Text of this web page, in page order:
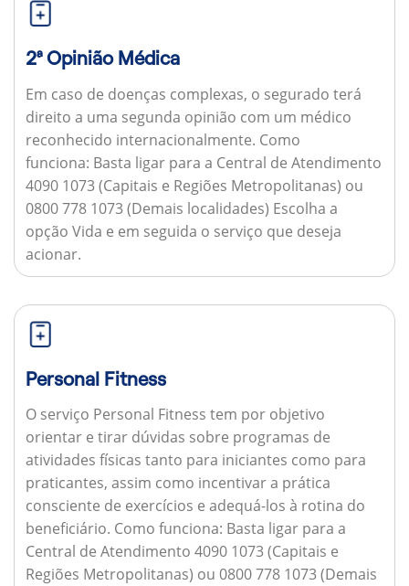
2ª Opinião Médica
Em caso de doenças complexas, o segurado terá
direito a uma segunda opinião com um médico
reconhecido internacionalmente. Como
funciona: Basta ligar para a Central de Atendimento
4090 1073 (Capitais e Regiões Metropolitanas) ou
0800 778 1073 (Demais localidades) Escolha a
opção Vida e em seguida o serviço que deseja
acionar.
Personal Fitness
O serviço Personal Fitness tem por objetivo
orientar e tirar dúvidas sobre programas de
atividades físicas tanto para iniciantes como para
praticantes, assim como incentivar a prática
consciente de exercícios e adequá-los à rotina do
beneficiário. Como funciona: Basta ligar para a
Central de Atendimento 4090 1073 (Capitais e
Regiões Metropolitanas) ou 0800 778 1073 (Demais